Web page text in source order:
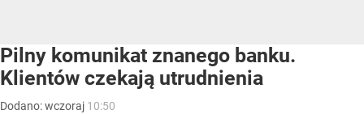
Pilny komunikat znanego banku.
Klientów czekają utrudnienia
Dodano:wczoraj 10:50